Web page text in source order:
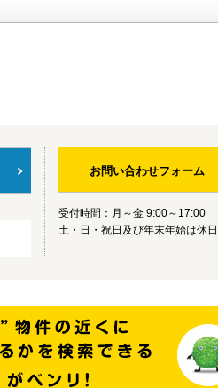
お問い合わせフォーム
受付時間：月～金 9:00～17:00
土・日・祝日及び年末年始は休日